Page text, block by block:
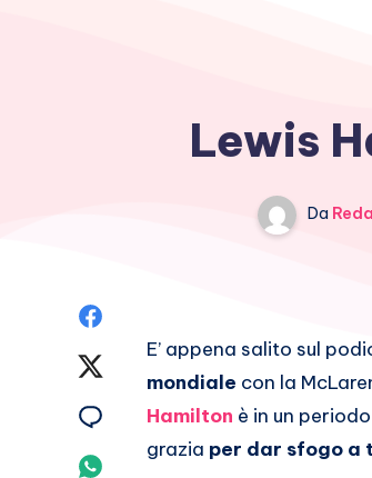
Lewis
Da
Facebook
Condividi
Twitter
Condividi
Condividi
E’ appena salito sul
mondiale con la
Hamilton è in un
grazia per dar sfogo